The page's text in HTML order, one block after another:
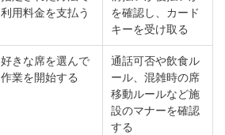
利用料金を支払う
を確認し、カード
キーを受け取る
好きな席を選んで
作業を開始する
通話可否や飲食ル
ール、混雑時の席
移動ルールなど施
設のマナーを確認
する